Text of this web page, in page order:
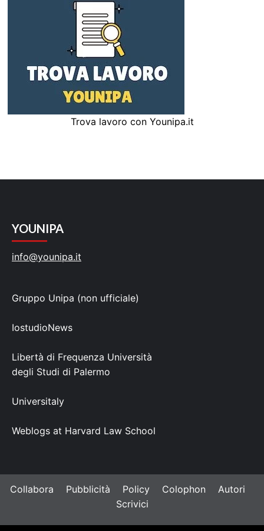
Trova lavoro con Younipa.it
YOUNIPA
info@younipa.it
Gruppo Unipa (non ufficiale)
IostudioNews
Libertà di Frequenza Università
degli Studi di Palermo
Universitaly
Weblogs at Harvard Law School
Collabora Pubblicità Policy Colophon
Autori
Scrivici